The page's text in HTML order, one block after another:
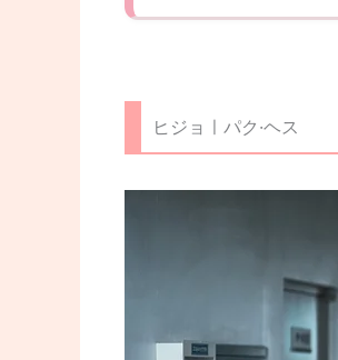
ヒジョㅣパク·ヘス